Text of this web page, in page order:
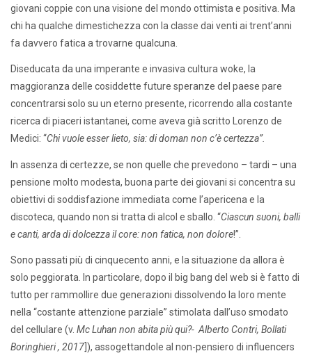
giovani coppie con una visione del mondo ottimista e positiva. Ma
chi ha qualche dimestichezza con la classe dai venti ai trent’anni
fa davvero fatica a trovarne qualcuna.
Diseducata da una imperante e invasiva cultura woke, la
maggioranza delle cosiddette future speranze del paese pare
concentrarsi solo su un eterno presente, ricorrendo alla costante
ricerca di piaceri istantanei, come aveva già scritto Lorenzo de
Medici: “Chi vuole esser lieto, sia: di doman non c’è certezza”.
In assenza di certezze, se non quelle che prevedono – tardi – una
pensione molto modesta, buona parte dei giovani si concentra su
obiettivi di soddisfazione immediata come l’apericena e la
discoteca, quando non si tratta di alcol e sballo. “Ciascun suoni, balli
e canti, arda di dolcezza il core: non fatica, non dolore!”.
Sono passati più di cinquecento anni, e la situazione da allora è
solo peggiorata. In particolare, dopo il big bang del web si è fatto di
tutto per rammollire due generazioni dissolvendo la loro mente
nella “costante attenzione parziale” stimolata dall’uso smodato
del cellulare (v. Mc Luhan non abita più qui?- Alberto Contri, Bollati
Boringhieri , 2017 ]), assogettandole al non-pensiero di influencers